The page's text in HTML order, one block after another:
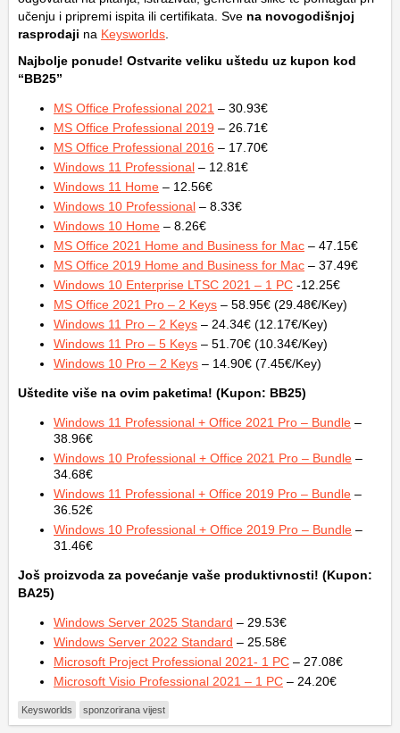
učenju i pripremi ispita ili certifikata. Sve na novogodišnjoj
rasprodaji na Keysworlds
Najbolje ponude! Ostvarite veliku uštedu uz kupon kod
“BB25”
MS Office Professional 2021 – 30.93€
MS Office Professional 2019 – 26.71€
MS Office Professional 2016 – 17.70€
Windows 11 Professional – 12.81€
Windows 11 Home – 12.56€
Windows 10 Professional – 8.33€
Windows 10 Home – 8.26€
MS Office 2021 Home and Business for Mac – 47.15€
MS Office 2019 Home and Business for Mac – 37.49€
Windows 10 Enterprise LTSC 2021 – 1 PC -12.25€
MS Office 2021 Pro – 2 Keys – 58.95€ (29.48€/Key)
Windows 11 Pro – 2 Keys – 24.34€ (12.17€/Key)
Windows 11 Pro – 5 Keys – 51.70€ (10.34€/Key)
Windows 10 Pro – 2 Keys – 14.90€ (7.45€/Key)
Uštedite više na ovim paketima! (Kupon: BB25)
Windows 11 Professional + Office 2021 Pro – Bundle –
38.96€
Windows 10 Professional + Office 2021 Pro – Bundle –
34.68€
Windows 11 Professional + Office 2019 Pro – Bundle –
36.52€
Windows 10 Professional + Office 2019 Pro – Bundle –
31.46€
Još proizvoda za povećanje vaše produktivnosti! (Kupon:
BA25)
Windows Server 2025 Standard – 29.53€
Windows Server 2022 Standard – 25.58€
Microsoft Project Professional 2021- 1 PC – 27.08€
Microsoft Visio Professional 2021 – 1 PC – 24.20€
Keysworlds sponzorirana vijest